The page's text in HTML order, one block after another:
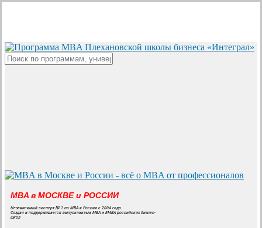
content
MBA в МОСКВЕ и РОССИИ
Независимый эксперт № 1 по MBA в России с 2004 года
Создан и поддерживается выпускниками MBA и EMBA российских бизнес-
школ